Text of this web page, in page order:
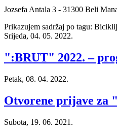
Jozsefa Antala 3 - 31300 Beli
Prikazujem sadržaj po tagu:
Srijeda, 04. 05. 2022.
":BRUT" 2022. –
Petak, 08. 04. 2022.
Otvorene prijave za
Subota, 19. 06. 2021.